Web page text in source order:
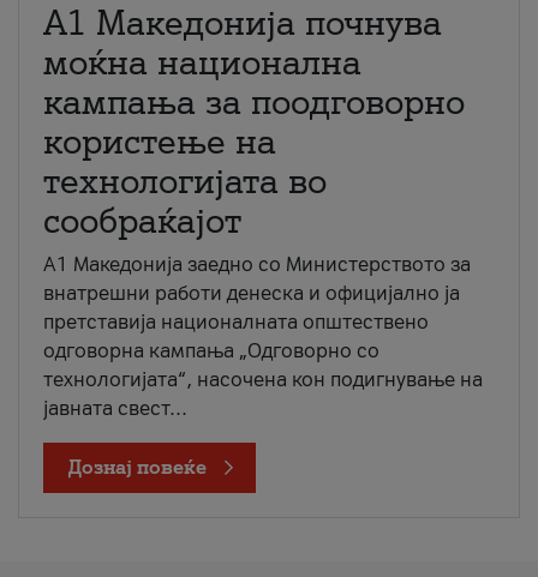
A1 Македонија почнува
моќна национална
кампања за поодговорно
користење на
технологијата во
сообраќајот
A1 Македонија заедно со Министерството за
внатрешни работи денеска и официјално ја
претставија националната општествено
одговорна кампања „Одговорно со
технологијата“, насочена кон подигнување на
јавната свест...
Дознај повеќе